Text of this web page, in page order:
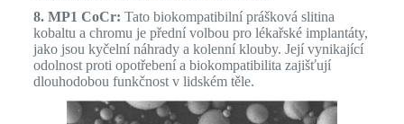
8. MP1 CoCr: Tato biokompatibilní prášková slitina
kobaltu a chromu je přední volbou pro lékařské implantáty,
jako jsou kyčelní náhrady a kolenní klouby. Její vynikající
odolnost proti opotřebení a biokompatibilita zajišťují
dlouhodobou funkčnost v lidském těle.